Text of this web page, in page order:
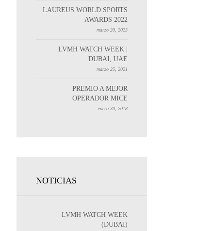
LAUREUS WORLD SPORTS
AWARDS 2022
marzo 20, 2023
LVMH WATCH WEEK |
DUBAI, UAE
marzo 25, 2021
PREMIO A MEJOR
OPERADOR MICE
enero 30, 2018
NOTICIAS
LVMH WATCH WEEK
(DUBAI)